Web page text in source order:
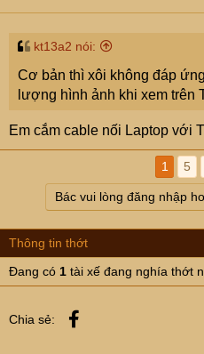
kt13a2 nói:
Cơ bản thì xôi không đáp
lượng hình ảnh khi xem trên
Em cắm cable nối Laptop với
1 5
Bác vui lòng đăng nhập
Thông tin thớt
Đang có 1 tài xế đang nghía thớt
Chia sẻ: